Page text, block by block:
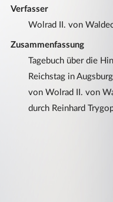
Verfasser
Wolrad II. von
Zusammenfassung
Tagebuch über die
Reichstag in
von Wolrad II. von
durch Reinhard